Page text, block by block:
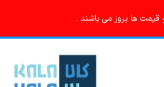
قیمت ها بروز می باشند .